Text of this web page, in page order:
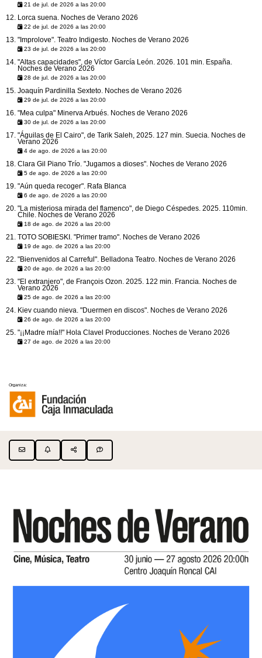
21 de jul. de 2026 a las 20:00
Lorca suena. Noches de Verano 2026
22 de jul. de 2026 a las 20:00
"Improlove". Teatro Indigesto. Noches de Verano 2026
23 de jul. de 2026 a las 20:00
"Altas capacidades", de Víctor García León. 2026. 101 min. España.
Noches de Verano 2026
28 de jul. de 2026 a las 20:00
Joaquín Pardinilla Sexteto. Noches de Verano 2026
29 de jul. de 2026 a las 20:00
"Mea culpa" Minerva Arbués. Noches de Verano 2026
30 de jul. de 2026 a las 20:00
"Águilas de El Cairo", de Tarik Saleh, 2025. 127 min. Suecia. Noches de
Verano 2026
4 de ago. de 2026 a las 20:00
Clara Gil Piano Trío. "Jugamos a dioses". Noches de Verano 2026
5 de ago. de 2026 a las 20:00
"Aún queda recoger". Rafa Blanca
6 de ago. de 2026 a las 20:00
"La misteriosa mirada del flamenco", de Diego Céspedes. 2025. 110min.
Chile. Noches de Verano 2026
18 de ago. de 2026 a las 20:00
TOTO SOBIESKI. "Primer tramo". Noches de Verano 2026
19 de ago. de 2026 a las 20:00
"Bienvenidos al Carreful". Belladona Teatro. Noches de Verano 2026
20 de ago. de 2026 a las 20:00
"El extranjero", de François Ozon. 2025. 122 min. Francia. Noches de
Verano 2026
25 de ago. de 2026 a las 20:00
Kiev cuando nieva. "Duermen en discos". Noches de Verano 2026
26 de ago. de 2026 a las 20:00
"¡¡Madre mía!!" Hola Clavel Producciones. Noches de Verano 2026
27 de ago. de 2026 a las 20:00
Organiza: